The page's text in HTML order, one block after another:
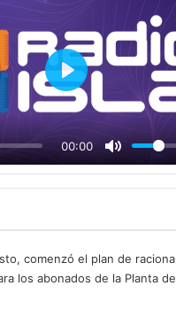
00:00
P
a
y
comenzó el plan de
los abonados de la Planta